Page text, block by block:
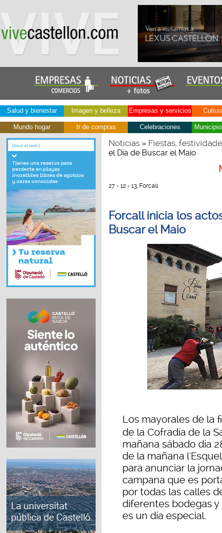
Salud y bienestar Imagen y belleza Empresas y servicios
Mundo hogar Ir de compras Celebraciones
Noticias» Fiestas,
el Día de Buscar el Maio
27 - 12 - 13, Forcall
Forcall inicia los
Buscar el Maio
Los mayorales de la
de la Cofradía de la
mañana sábado día
de la mañana
para anunciar la
campana que es
por todas las calles
diferentes bodegas
es un día especial.